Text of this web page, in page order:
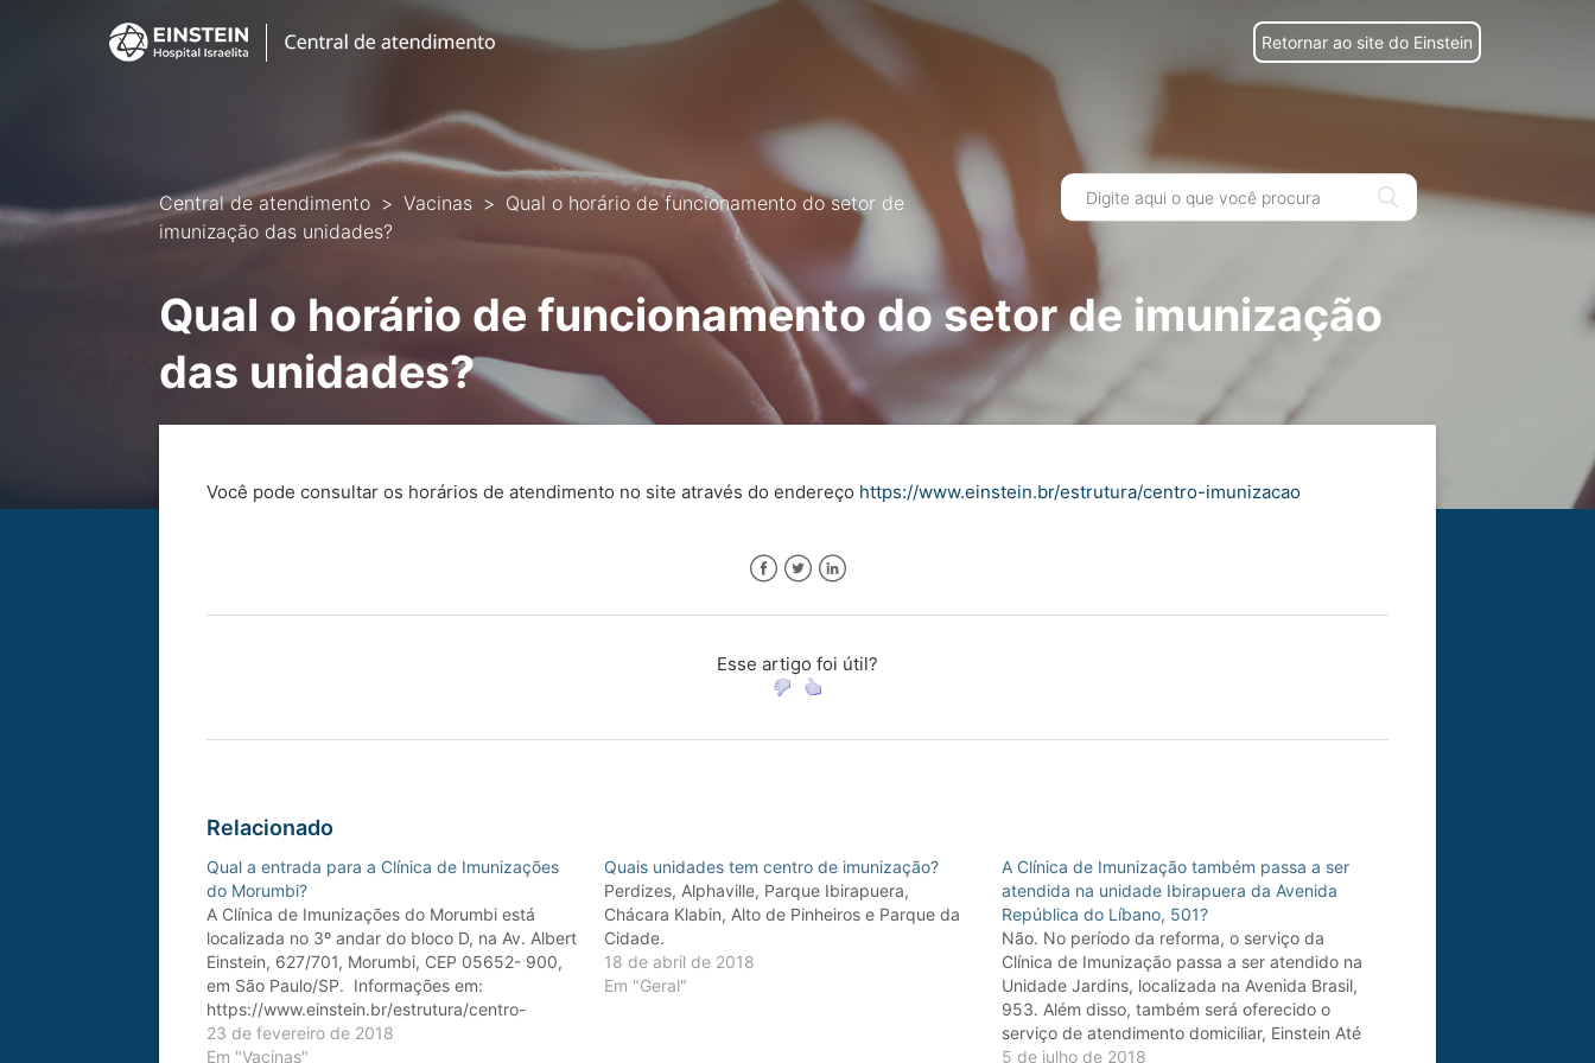
Retornar ao site do Einstein
Central de atendimento Vacinas
Qual o horário de funcionamento do setor de
imunização das unidades?
Qual o horário de funcionamento do setor de imunização
das unidades?
Você pode consultar os horários de atendimento no site através do endereço https://www.einstein.br/estrutura/centro-imunizacao
Esse artigo foi útil?
Relacionado
Qual a entrada para a Clínica de Imunizações
do Morumbi?
A Clínica de Imunizações do Morumbi está
localizada no 3º andar do bloco D, na Av. Albert
Einstein, 627/701, Morumbi, CEP 05652- 900,
em São Paulo/SP. Informações em:
https://www.einstein.br/estrutura/centro-
imunizacao
23 de fevereiro de 2018
Em "Vacinas"
Quais unidades tem centro de imunização?
Perdizes, Alphaville, Parque Ibirapuera,
Chácara Klabin, Alto de Pinheiros e Parque da
Cidade.
18 de abril de 2018
Em "Geral"
A Clínica de Imunização também passa a ser
atendida na unidade Ibirapuera da Avenida
República do Líbano, 501?
Não. No período da reforma, o serviço da
Clínica de Imunização passa a ser atendido na
Unidade Jardins, localizada na Avenida Brasil,
953. Além disso, também será oferecido o
serviço de atendimento domiciliar, Einstein Até
Você, para vacinação. Para saber mais sobre o
5 de julho de 2018